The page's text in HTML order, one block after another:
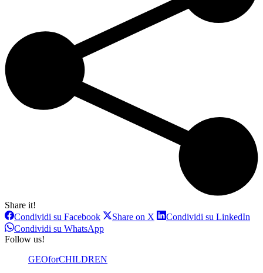
Share it!
Condividi su FacebookCondividi
su
Facebook
Share on X Condividi
Condividi su LinkedIn
Condividi su WhatsAppCondividi
Follow us!
GEOforCHILDREN